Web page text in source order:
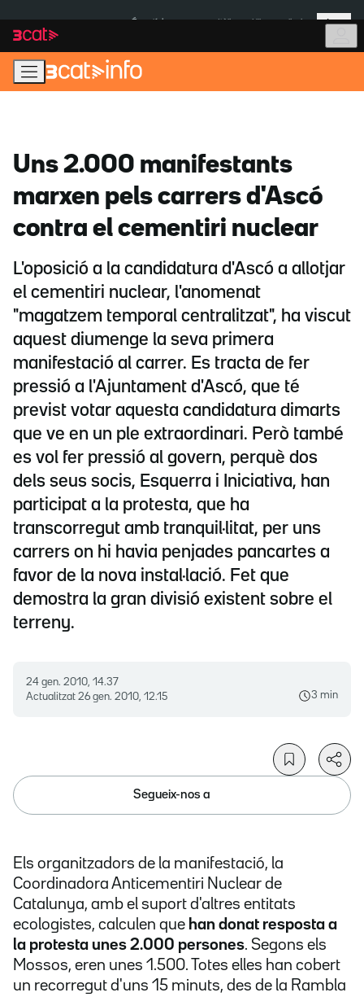
navegació
principal
contingut
Més
Uns 2.000 manifestants
marxen pels carrers d'Ascó
contra el cementiri nuclear
L'oposició a la candidatura d'Ascó a allotjar
el cementiri nuclear, l'anomenat
"magatzem temporal centralitzat", ha viscut
aquest diumenge la seva primera
manifestació al carrer. Es tracta de fer
pressió a l'Ajuntament d'Ascó, que té
previst votar aquesta candidatura dimarts
que ve en un ple extraordinari. Però també
es vol fer pressió al govern, perquè dos
dels seus socis, Esquerra i Iniciativa, han
participat a la protesta, que ha
transcorregut amb tranquil·litat, per uns
carrers on hi havia penjades pancartes a
favor de la nova instal·lació. Fet que
demostra la gran divisió existent sobre el
terreny.
24 gen. 2010, 14.37
Actualitzat 26 gen. 2010, 12.15 3 min
Segueix-nos a
Els organitzadors de la manifestació, la
Coordinadora Anticementiri Nuclear de
Catalunya, amb el suport d'altres entitats
ecologistes, calculen que han donat resposta a
la protesta unes 2.000 persones. Segons els
Mossos, eren unes 1.500. Totes elles han cobert
un recorregut d'uns 15 minuts, des de la Rambla